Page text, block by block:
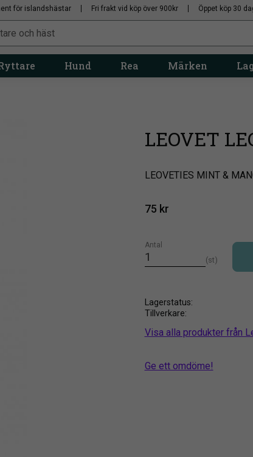
för islandshästar Fri frakt vid köp över 900kr Öppet köp 30
Hund Rea Märken
LEOVET
​LEOVETIES MINT &
75 kr
Antal
st
Lagerstatus
Tillverkare
Visa alla produkter från
Ge ett omdöme!